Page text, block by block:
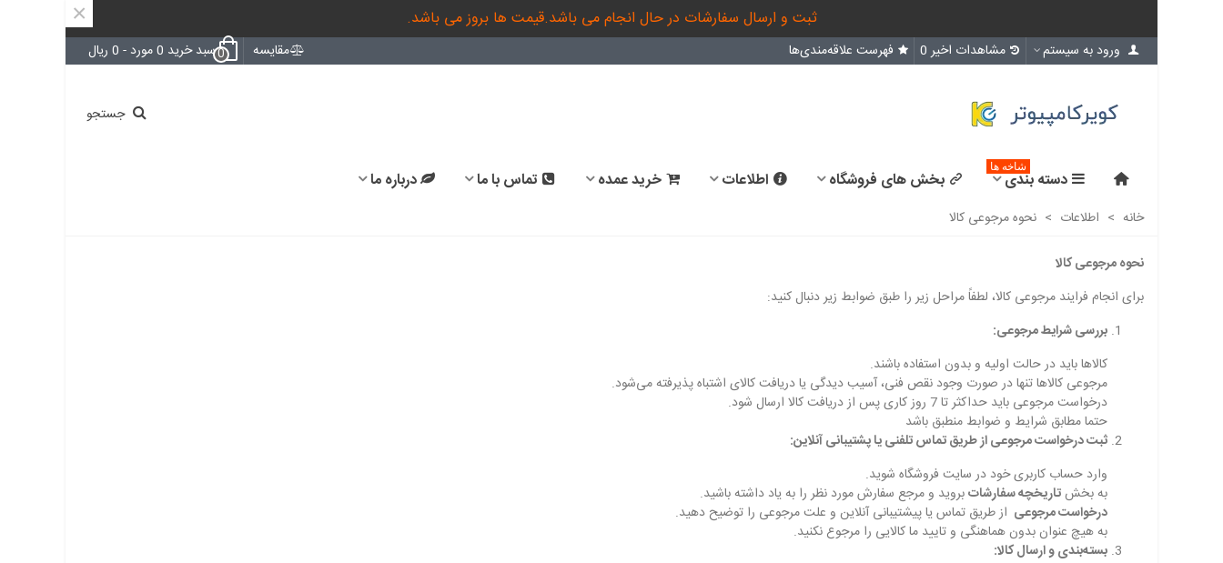
ثبت و ارسال سفارشات در حال انجام می باشد.قیمت ها بروز می باشد. ×
ورود به سیستم مشاهدات اخیر 0 فهرست علاقه‌مندی‌ها مقایسه 0سبد خرید 0مورد - 0 ریال
جستجو
دسته بندی
شاخه ها
بخش های فروشگاه اطلاعات خرید عمده تماس با ما درباره ما
خانه > اطلاعات > نحوه مرجوعی کالا
نحوه مرجوعی کالا
برای انجام فرایند مرجوعی کالا، لطفاً مراحل زیر را طبق ضوابط زیر دنبال کنید:
بررسی شرایط مرجوعی:
کالاها باید در حالت اولیه و بدون استفاده باشند.
مرجوعی کالاها تنها در صورت وجود نقص فنی، آسیب دیدگی یا دریافت کالای اشتباه پذیرفته می‌شود.
درخواست مرجوعی باید حداکثر تا 7 روز کاری پس از دریافت کالا ارسال شود.
حتما مطابق شرایط و ضوابط منطبق باشد
ثبت درخواست مرجوعی از طریق تماس تلفنی یا پشتیبانی آنلاین:
وارد حساب کاربری خود در سایت فروشگاه شوید.
به بخش تاریخچه سفارشاتبروید و مرجع سفارش مورد نظر را به یاد داشته باشید.
درخواست مرجوعی از طریق تماس یا پیشتیبانی آنلاین و علت مرجوعی را توضیح دهید.
به هیچ عنوان بدون هماهنگی و تایید ما کالایی را مرجوع نکنید.
بسته‌بندی و ارسال کالا: